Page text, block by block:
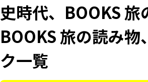
史時代、BOOKS 旅
BOOKS 旅の読み
ク一覧